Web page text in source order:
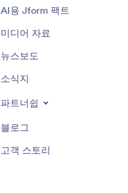
AI용 Jform 팩트
미디어 자료
뉴스보도
소식지
파트너쉽
블로그
고객 스토리